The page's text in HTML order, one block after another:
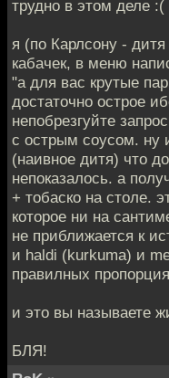
трудно в этом деле :(
я (по Карлсону - дитя
кабачек, в меню
"а для вас крутые
достаточно острое
непобрезгуйте
с острым соусом. ну
(наивное дитя) что
непоказалось. а
+ тобаско на столе.
которое ни на
не приближается к
и haldi (kurkuma) и
правилных
и это вы называете
БЛЯ!